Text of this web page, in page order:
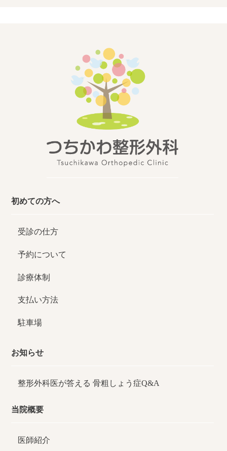
初めての方へ
受診の仕方
予約について
診療体制
支払い方法
駐車場
お知らせ
整形外科医が答える 骨粗しょう症Q&A
当院概要
医師紹介